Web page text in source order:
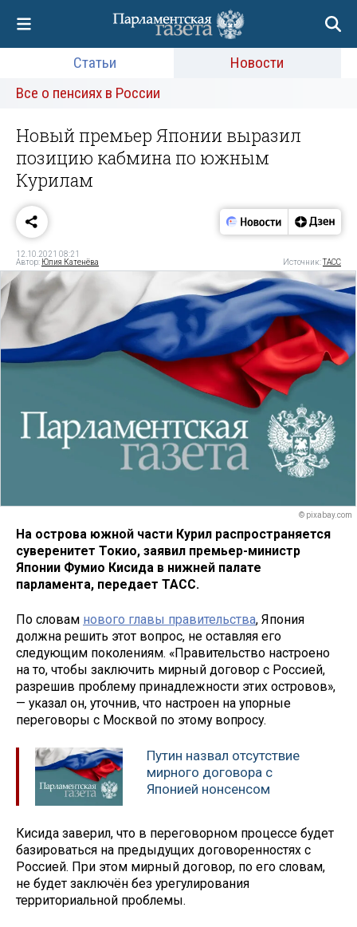
Статьи
Новости
Все о пенсиях в России
Новый премьер Японии выразил
позицию кабмина по южным
Курилам
12.10.2021 08:21
Автор: Юлия Катенёва Источник:ТАСС
© pixabay.com
На острова южной части Курил распространяется
суверенитет Токио, заявил премьер-министр
Японии Фумио Кисида в нижней палате
парламента, передает ТАСС.
По словам нового главы правительства, Япония
должна решить этот вопрос, не оставляя его
следующим поколениям. «Правительство настроено
на то, чтобы заключить мирный договор с Россией,
разрешив проблему принадлежности этих островов»,
— указал он, уточнив, что настроен на упорные
переговоры с Москвой по этому вопросу.
Путин назвал отсутствие
мирного договора с
Японией нонсенсом
Кисида заверил, что в переговорном процессе будет
базироваться на предыдущих договоренностях с
Россией. При этом мирный договор, по его словам,
не будет заключён без урегулирования
территориальной проблемы.